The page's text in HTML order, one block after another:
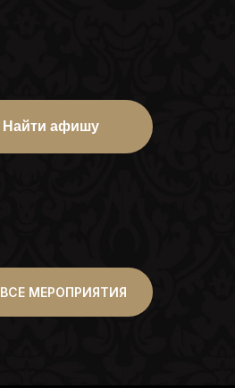
Найти афишу
ВСЕ МЕРОПРИЯТИЯ